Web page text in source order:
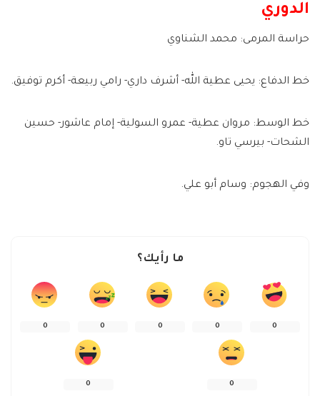
الدوري
حراسة المرمى: محمد الشناوي
خط الدفاع: يحيى عطية الله- أشرف داري- رامي ربيعة- أكرم توفيق.
خط الوسط: مروان عطية- عمرو السولية- إمام عاشور- حسين
الشحات- بيرسي تاو.
وفي الهجوم: وسام أبو علي.
ما رأيك؟
0
0
0
0
0
0
0